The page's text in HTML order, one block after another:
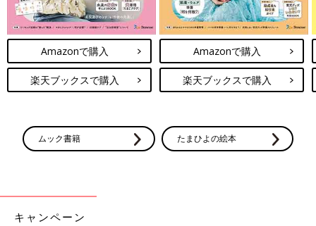
Amazonで購入
楽天ブックスで購入
Amazonで購入
楽天ブックスで購入
ムック書籍 たまひよの絵本
キャンペーン